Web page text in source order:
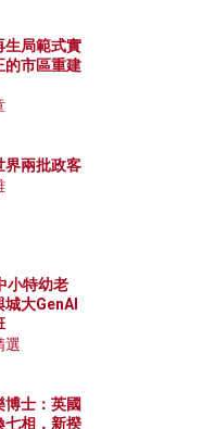
生局範式實
的市區重建
界兩批政客
小特幼老
城大GenAI
選
博士：英國
七相，新揆